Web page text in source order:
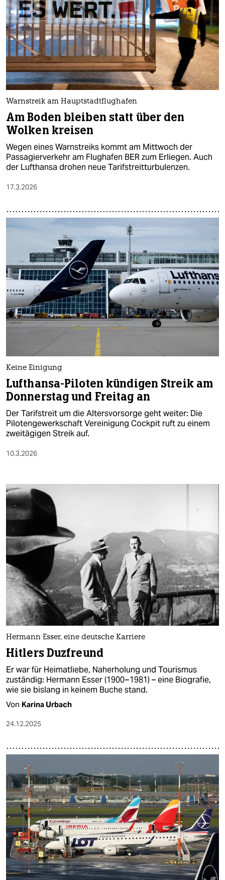
Warnstreik am Hauptstadtflughafen
Am Boden bleiben statt über den
Wolken kreisen
Wegen eines Warnstreiks kommt am Mittwoch der
Passagierverkehr am Flughafen BER zum Erliegen. Auch
der Lufthansa drohen neue Tarifstreitturbulenzen.
17.3.2026
Keine Einigung
Lufthansa-Piloten kündigen Streik am
Donnerstag und Freitag an
Der Tarifstreit um die Altersvorsorge geht weiter: Die
Pilotengewerkschaft Vereinigung Cockpit ruft zu einem
zweitägigen Streik auf.
10.3.2026
Hermann Esser, eine deutsche Karriere
Hitlers Duzfreund
Er war für Heimatliebe, Naherholung und Tourismus
zuständig: Hermann Esser (1900 – 1981) – eine Biografie,
wie sie bislang in keinem Buche stand.
Von Karina Urbach
24.12.2025